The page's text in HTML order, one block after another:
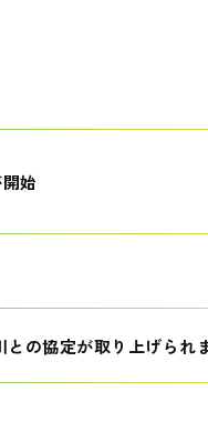
始
の協定が取り上げられ